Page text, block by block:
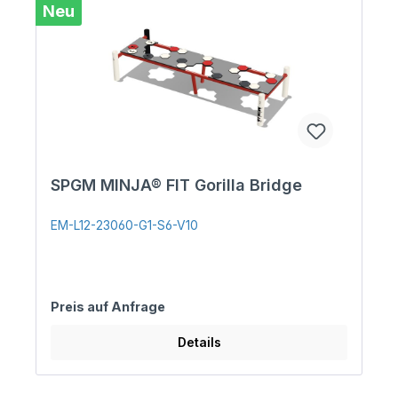
Neu
SPGM MINJA® FIT Gorilla Bridge
EM-L12-23060-G1-S6-V10
Preis auf Anfrage
Details